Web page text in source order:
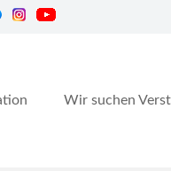
Wir suchen